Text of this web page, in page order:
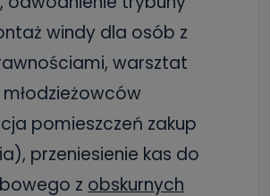
windy dla osób z
warsztat
pomieszczeń zakup
przeniesienie kas do
z obskurnych